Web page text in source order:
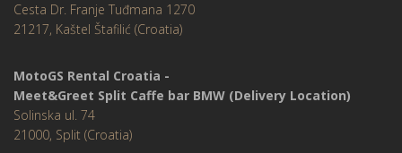
Cesta Dr. Franje Tuđmana 1270
21217, Kaštel Štafilić (Croatia)
MotoGS Rental Croatia -
Meet&Greet Split Caffe bar BMW (Delivery Location)
Solinska ul. 74
21000, Split (Croatia)